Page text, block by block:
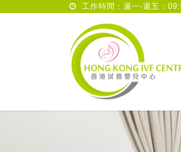
工作時間：週一-週五：